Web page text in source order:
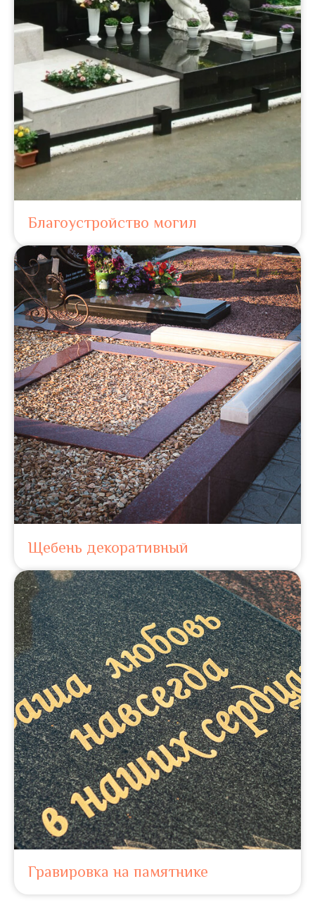
Благоустройство могил
Щебень декоративный
Гравировка на памятнике